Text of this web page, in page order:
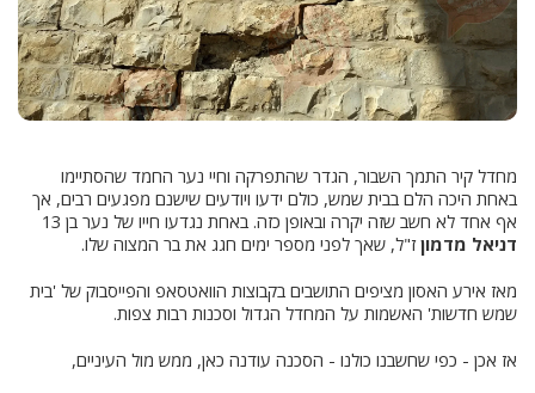
מחדל קיר התמך השבור, הגדר שהתפרקה וחיי נער החמד שהסתיימו
באחת היכה הלם בבית שמש, כולם ידעו ויודעים שישנם מפגעים רבים, אך
אף אחד לא חשב שזה יקרה ובאופן כזה. באחת נגדעו חייו של נער בן 13
דניאל מדמוןז"ל, שאך לפני מספר ימים חגג את בר המצוה שלו.
מאז אירע האסון מציפים התושבים בקבוצות הוואטסאפ והפייסבוק של 'בית
שמש חדשות' האשמות על המחדל הגדול וסכנות רבות צפות.
אז אכן - כפי שחשבנו כולנו - הסכנה עודנה כאן, ממש מול העיניים,